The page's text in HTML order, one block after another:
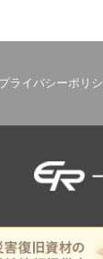
プライバシーポリ